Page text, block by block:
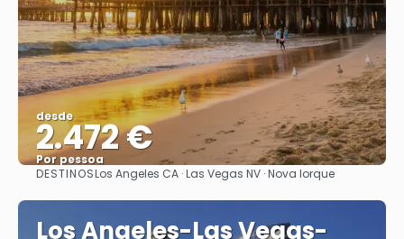
desde
2.472 €
Por pessoa
Vejo
DESTINOSLos Angeles CA · Las Vegas NV · Nova Iorque
Los Angeles-Las Vegas-